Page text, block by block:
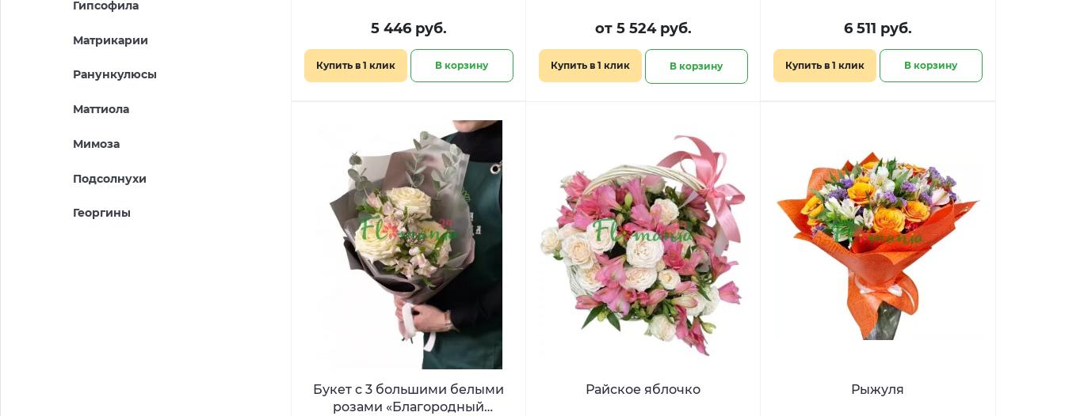
Гипсофила
Матрикарии
Ранункулюсы
Маттиола
Мимоза
Подсолнухи
Георгины
5 446 руб.
Купить в 1 клик В корзину
от 5 524 руб.
Купить в 1 клик В корзину
6 511 руб.
Купить в 1 клик В корзину
Букет с 3 большими белыми
розами «Благородный
Райское яблочко Рыжуля